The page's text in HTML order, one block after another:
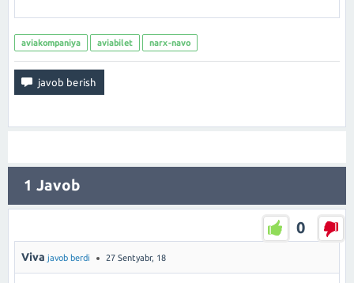
aviakompaniya aviabilet narx-navo
1 Javob
0
Viva javob berdi 27 Sentyabr, 18